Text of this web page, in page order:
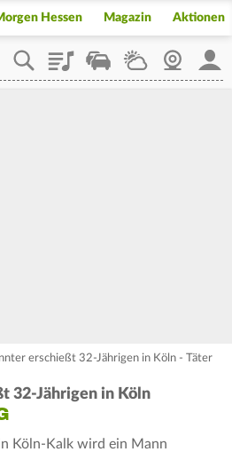
Hessen Magazin Aktionen
PlaylistStaupilotWetterWebcam
erschießt 32-Jährigen in Köln - Täter
32-Jährigen in Köln
Köln-Kalk wird ein Mann